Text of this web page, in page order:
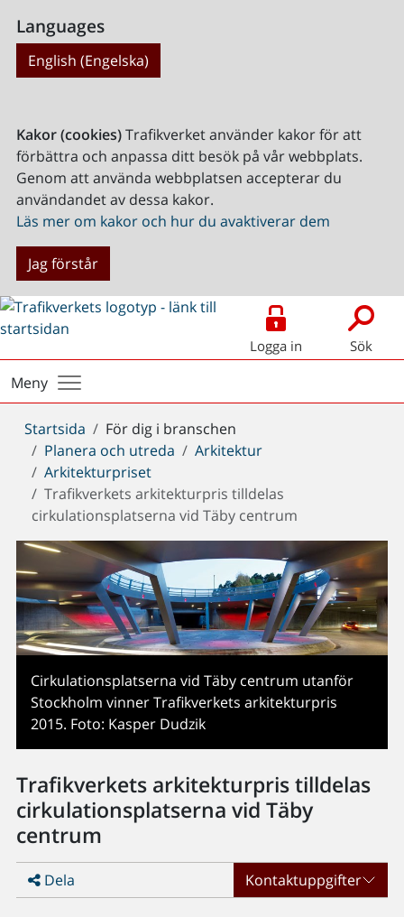
Languages
English (Engelska)
Kakor (cookies)Trafikverket använder kakor för att
förbättra och anpassa ditt besök på vår webbplats.
Genom att använda webbplatsen accepterar du
användandet av dessa kakor.
Läs mer om kakor och hur du avaktiverar dem
Jag förstår
Logga in Sök
Meny
Du
är
här:
Startsida
För dig i branschen
Planera och utreda
Arkitektur
Arkitekturpriset
Trafikverkets arkitekturpris tilldelas
cirkulationsplatserna vid Täby centrum
Cirkulationsplatserna vid Täby centrum utanför
Stockholm vinner Trafikverkets arkitekturpris
2015. Foto: Kasper Dudzik
Trafikverkets arkitekturpris tilldelas
cirkulationsplatserna vid Täby
centrum
Dela Kontaktuppgifter